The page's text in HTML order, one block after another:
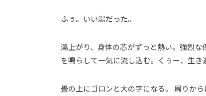
ふぅ。いい湯だった。
湯上がり、身体の芯がずっと熱い。強烈
を鳴らして一気に流し込む。くぅー、生き
畳の上にゴロンと大の字になる。 周りか